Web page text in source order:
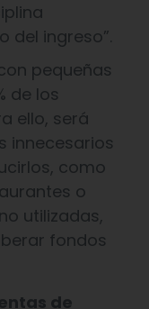
del ingreso”.
pequeñas
de los
ello, será
innecesarios
como
o
utilizadas,
fondos
de